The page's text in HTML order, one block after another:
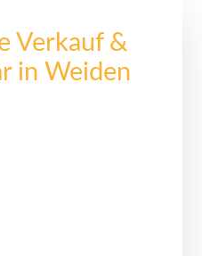
Verkauf &
in Weiden